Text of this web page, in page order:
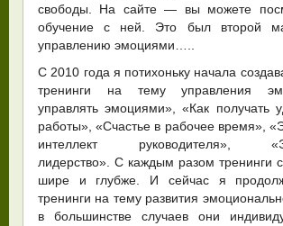
свободы. На сайте — вы можете
обучение с ней. Это был второй
управлению эмоциями…..
С 2010 года я потихоньку начала
тренинги на тему управления
управлять эмоциями», «Как получать
работы», «Счастье в рабочее время»,
интеллект руководителя»,
лидерство». С каждым разом тренинги
шире и глубже. И сейчас я
тренинги на тему развития
в большинстве случаев они